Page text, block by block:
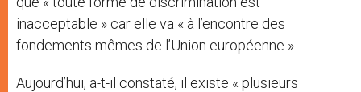
inacceptable » car elle va « à l’encontre des
fondements mêmes de l’Union européenne ».
Aujourd’hui, a-t-il constaté, il existe « plusieurs